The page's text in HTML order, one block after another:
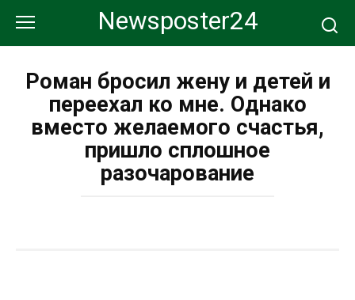
контенту
Newsposter24
Роман бросил жену и детей и
переехал ко мне. Однако
вместо желаемого счастья,
пришло сплошное
разочарование